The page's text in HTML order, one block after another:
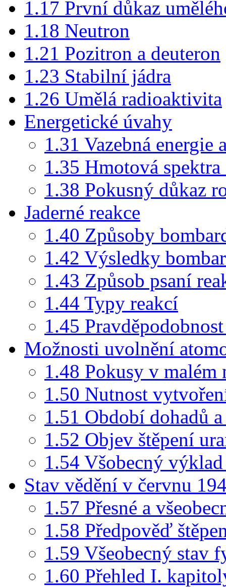
1.17 První důkaz
1.18 Neutron
1.21 Pozitron a deuteron
1.23 Stabilní jádra
1.26 Umělá radioaktivita
Energetické úvahy
1.31 Vazebná energie
1.35 Hmotová spektra
1.38 Pokusný důkaz
Jaderné reakce
1.40 Způsoby
1.42 Výsledky
1.43 Způsob psaní
1.44 Typy reakcí
1.45
Možnosti uvolnění
1.48 Pokusy v malém
1.50 Nutnost
1.51 Období dohadů
1.52 Objev štěpení
1.54 Všobecný
Stav vědění v červnu
1.57 Přesné a
1.58 Předpověď
1.59 Všeobecný stav
1.60 Přehled I.